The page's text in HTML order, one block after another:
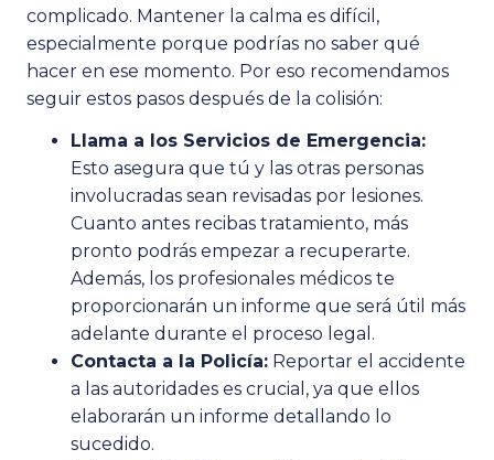
complicado. Mantener la calma es difícil,
especialmente porque podrías no saber qué
hacer en ese momento. Por eso recomendamos
seguir estos pasos después de la colisión:
Llama a los Servicios de Emergencia:
Esto asegura que tú y las otras personas
involucradas sean revisadas por lesiones.
Cuanto antes recibas tratamiento, más
pronto podrás empezar a recuperarte.
Además, los profesionales médicos te
proporcionarán un informe que será útil más
adelante durante el proceso legal.
Contacta a la Policía: Reportar el accidente
a las autoridades es crucial, ya que ellos
elaborarán un informe detallando lo
sucedido.